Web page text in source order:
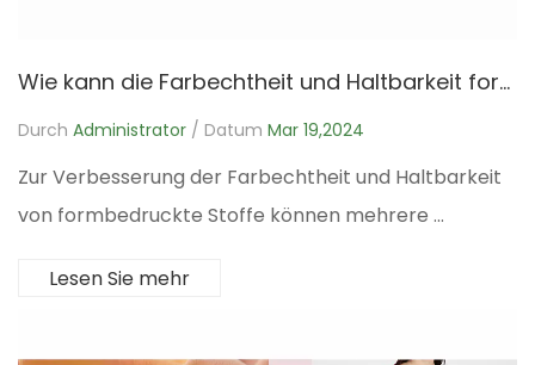
Wie kann die Farbechtheit und Haltbarkeit formbedruckter Stoffe verbessert werden?
Durch Administrator / Datum Mar 19,2024
Zur Verbesserung der Farbechtheit und Haltbarkeit
von formbedruckte Stoffe können mehrere ...
Lesen Sie mehr